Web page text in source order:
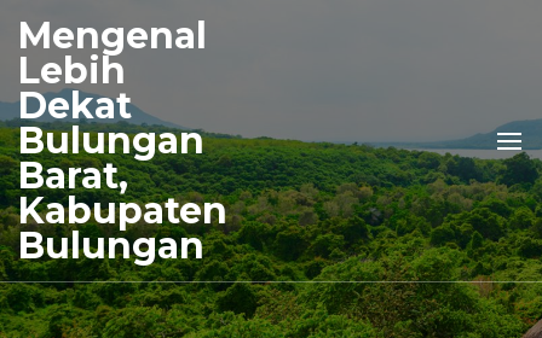
Mengenal
Lebih
Dekat
Bulungan
Barat,
Kabupaten
Bulungan